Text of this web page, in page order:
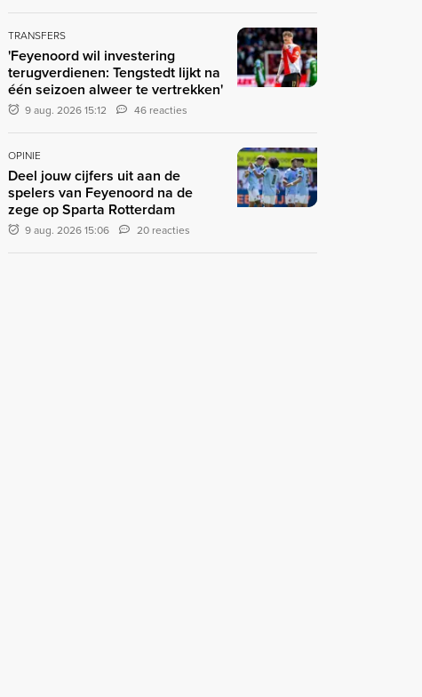
TRANSFERS
'Feyenoord wil investering
terugverdienen: Tengstedt lijkt na
één seizoen alweer te vertrekken'
9 aug. 2026 15:12 46 reacties
OPINIE
Deel jouw cijfers uit aan de
spelers van Feyenoord na de
zege op Sparta Rotterdam
9 aug. 2026 15:06 20 reacties